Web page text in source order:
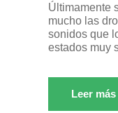
Últimamente
mucho las
sonidos que
estados muy
Leer más